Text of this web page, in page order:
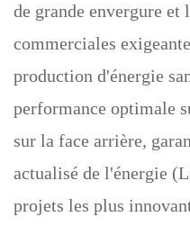
de grande envergure et
commerciales
production d'énergie
performance optimale
sur la face arrière,
actualisé de l'énergie
projets les plus